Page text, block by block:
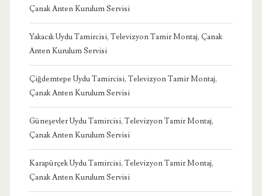
Çanak Anten Kurulum Servisi
Yakacık Uydu Tamircisi, Televizyon Tamir Montaj, Çanak
Anten Kurulum Servisi
Çiğdemtepe Uydu Tamircisi, Televizyon Tamir Montaj,
Çanak Anten Kurulum Servisi
Güneşevler Uydu Tamircisi, Televizyon Tamir Montaj,
Çanak Anten Kurulum Servisi
Karapürçek Uydu Tamircisi, Televizyon Tamir Montaj,
Çanak Anten Kurulum Servisi